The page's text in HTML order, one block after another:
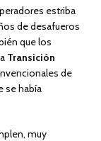
estriba
de desafueros
que los
Transición
de
se había
muy